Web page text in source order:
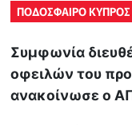
ΠΟΔΟΣΦΑΙΡΟ ΚΥΠΡΟΣ
Συμφωνία
οφειλών του
ανακοίνωσε ο